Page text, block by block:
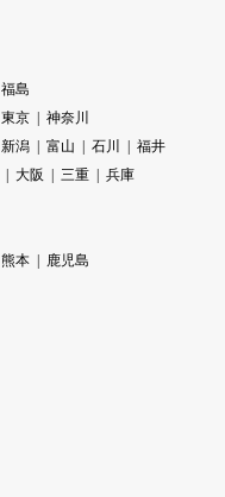
福島
東京
神奈川
新潟 富山 石川
福井
大阪 三重
兵庫
熊本
鹿児島